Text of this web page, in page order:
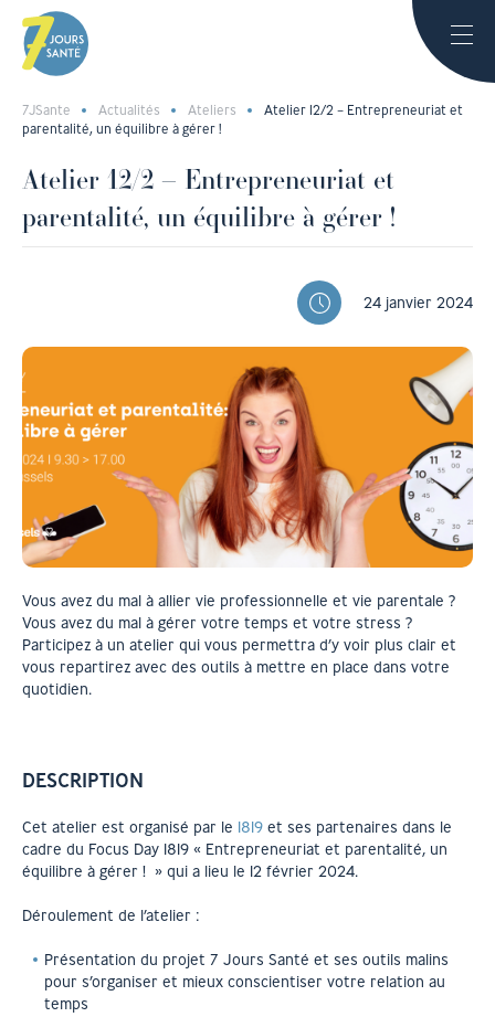
7JSante Actualités Ateliers
Atelier 12/2 – Entrepreneuriat et
parentalité, un équilibre à gérer !
Atelier 12/2 – Entrepreneuriat et
parentalité, un équilibre à gérer !
24 janvier 2024
Vous avez du mal à allier vie professionnelle et vie parentale ?
Vous avez du mal à gérer votre temps et votre stress ?
Participez à un atelier qui vous permettra d’y voir plus clair et
vous repartirez avec des outils à mettre en place dans votre
quotidien.
DESCRIPTION
Cet atelier est organisé par le 1819 et ses partenaires dans le
cadre du Focus Day 1819 « Entrepreneuriat et parentalité, un
équilibre à gérer ! » qui a lieu le 12 février 2024.
Déroulement de l’atelier :
Présentation du projet 7 Jours Santé et ses outils malins
pour s’organiser et mieux conscientiser votre relation au
temps